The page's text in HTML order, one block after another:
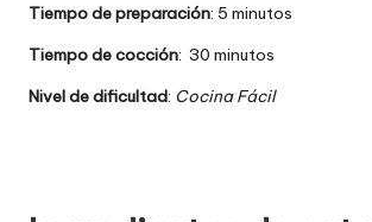
Tiempo de preparación: 5 minutos
Tiempo de cocción: 30 minutos
Nivel de dificultad: Cocina Fácil